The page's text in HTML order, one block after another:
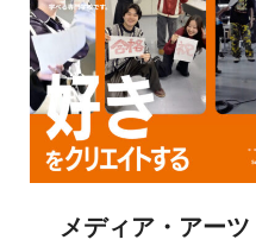
メディア・アーツ